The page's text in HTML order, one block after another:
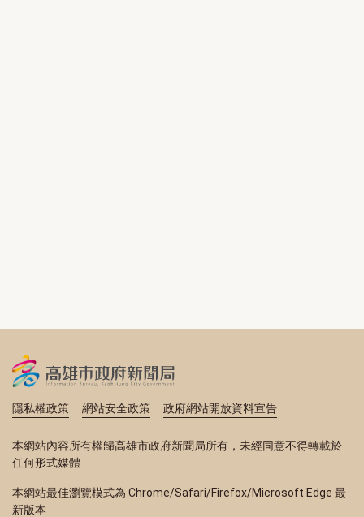
隱私權政策 網站安全政策 政府網站開放資料宣告
本網站內容所有權歸高雄市政府新聞局所有，未經同意不得轉載於
任何形式媒體
本網站最佳瀏覽模式為 Chrome/Safari/Firefox/Microsoft Edge 最
新版本